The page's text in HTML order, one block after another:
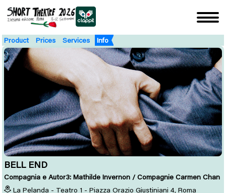
Product Prices Services Info
BELL END
Compagnia e Autor3: Mathilde Invernon / Compagnie Carmen Chan
La Pelanda - Teatro 1 - Piazza Orazio Giustiniani 4, Roma